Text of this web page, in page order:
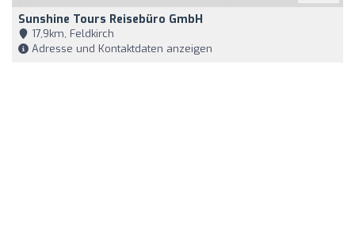
Sunshine Tours Reisebüro GmbH
17,9km, Feldkirch
Adresse und Kontaktdaten anzeigen